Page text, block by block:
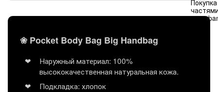
❀ Pocket Body Bag Big Handbag
Наружный материал: 100%
высококачественная натуральная кожа.
Подкладка: хлопок